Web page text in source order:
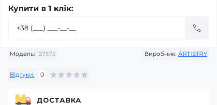
Модель: 127575 Виробник: ARTISTRY
Відгуки: 0
Купити в 1 клік:
ДОСТАВКА